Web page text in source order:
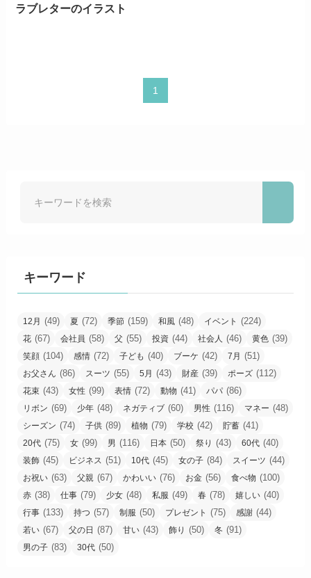
ラブレターのイラスト
1
キーワード
12月 (49) 夏 (72) 季節 (159) 和風 (48) イベント (224)
花 (67) 会社員 (58) 父 (55) 投資 (44) 社会人 (46) 黄色 (39)
笑顔 (104) 感情 (72) 子ども (40) ブーケ (42) 7月 (51)
お父さん (86) スーツ (55) 5月 (43) 財産 (39) ポーズ (112)
花束 (43) 女性 (99) 表情 (72) 動物 (41) パパ (86)
リボン (69) 少年 (48) ネガティブ (60) 男性 (116) マネー (48)
シーズン (74) 子供 (89) 植物 (79) 学校 (42) 貯蓄 (41)
20代 (75) 女 (99) 男 (116) 日本 (50) 祭り (43) 60代 (40)
装飾 (45) ビジネス (51) 10代 (45) 女の子 (84) スイーツ (44)
お祝い (63) 父親 (67) かわいい (76) お金 (56) 食べ物 (100)
赤 (38) 仕事 (79) 少女 (48) 私服 (49) 春 (78) 嬉しい (40)
行事 (133) 持つ (57) 制服 (50) プレゼント (75) 感謝 (44)
若い (67) 父の日 (87) 甘い (43) 飾り (50) 冬 (91)
男の子 (83) 30代 (50)